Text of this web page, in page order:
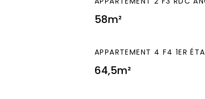
58m²
APPARTEMENT 4 F4 1ER
64,5m²